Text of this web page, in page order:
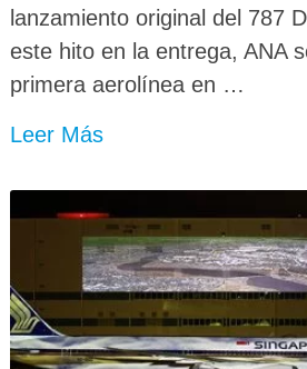
lanzamiento original del 787
este hito en la entrega, ANA
primera aerolínea en …
Leer Más